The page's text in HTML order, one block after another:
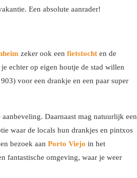
Een absolute aanrader!
zeker ook een fietstocht en de
echter op eigen houtje de stad willen
voor een drankje en een paar super
Daarnaast mag natuurlijk een
waar de locals hun drankjes en pintxos
bezoek aan Porto Viejo in het
fantastische omgeving, waar je weer